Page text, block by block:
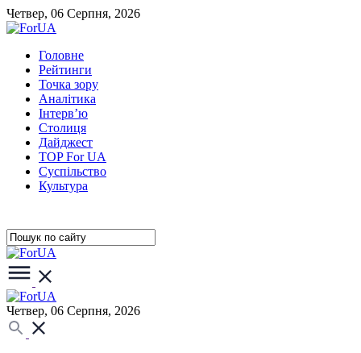
Четвер, 06 Серпня, 2026
Головне
Рейтинги
Точка зору
Аналітика
Інтерв’ю
Столиця
Дайджест
TOP For UA
Суспiльство
Культура
Четвер, 06 Серпня, 2026